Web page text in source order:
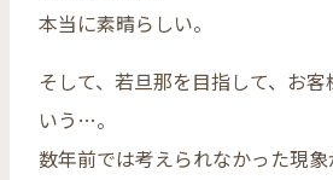
本当に素晴らしい。
そして、若旦那を目指して、お
いう…。
数年前では考えられなかった現象